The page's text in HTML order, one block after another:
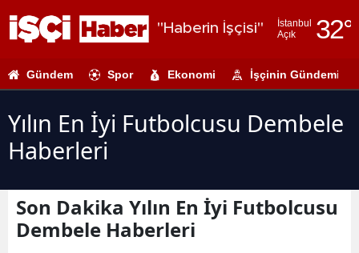
"Haberin İşçisi"
İstanbul
Açık
32°
Adıyaman
Ankara
Gündem Spor Ekonomi İşçinin Gündemi
Yılın En İyi Futbolcusu Dembele
Haberleri
Son Dakika Yılın En İyi Futbolcusu
Dembele Haberleri